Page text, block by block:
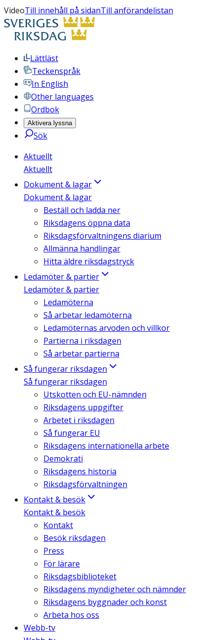
VideoTill innehåll på sidanTill anförandelistan
Lättläst
Teckenspråk
In English
Other languages
Ordbok
Aktivera lyssna
Sök
Aktuellt
Aktuellt
Dokument & lagar
Dokument & lagar
Beställ och ladda ner
Riksdagens öppna data
Riksdagsförvaltningens diarium
Allmänna handlingar
Hitta äldre riksdagstryck
Ledamöter & partier
Ledamöter & partier
Ledamöterna
Så arbetar ledamöterna
Ledamöternas arvoden och villkor
Partierna i riksdagen
Så arbetar partierna
Så fungerar riksdagen
Så fungerar riksdagen
Utskotten och EU-nämnden
Riksdagens uppgifter
Arbetet i riksdagen
Så fungerar EU
Riksdagens internationella arbete
Demokrati
Riksdagens historia
Riksdagsförvaltningen
Kontakt & besök
Kontakt & besök
Kontakt
Besök riksdagen
Press
För lärare
Riksdagsbiblioteket
Riksdagens myndigheter och nämnder
Riksdagens byggnader och konst
Arbeta hos oss
Webb-tv